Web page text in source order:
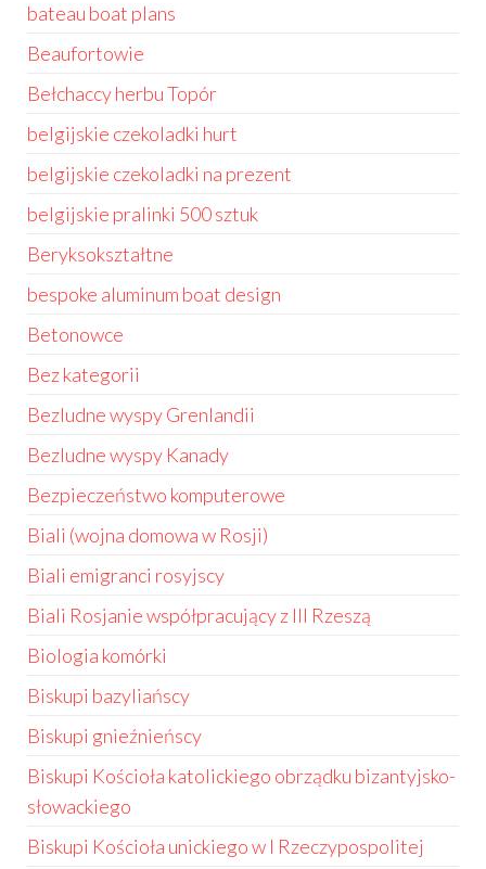
bateau boat plans
Beaufortowie
Bełchaccy herbu Topór
belgijskie czekoladki hurt
belgijskie czekoladki na prezent
belgijskie pralinki 500 sztuk
Beryksokształtne
bespoke aluminum boat design
Betonowce
Bez kategorii
Bezludne wyspy Grenlandii
Bezludne wyspy Kanady
Bezpieczeństwo komputerowe
Biali (wojna domowa w Rosji)
Biali emigranci rosyjscy
Biali Rosjanie współpracujący z III Rzeszą
Biologia komórki
Biskupi bazyliańscy
Biskupi gnieźnieńscy
Biskupi Kościoła katolickiego obrządku bizantyjsko-
słowackiego
Biskupi Kościoła unickiego w I Rzeczypospolitej